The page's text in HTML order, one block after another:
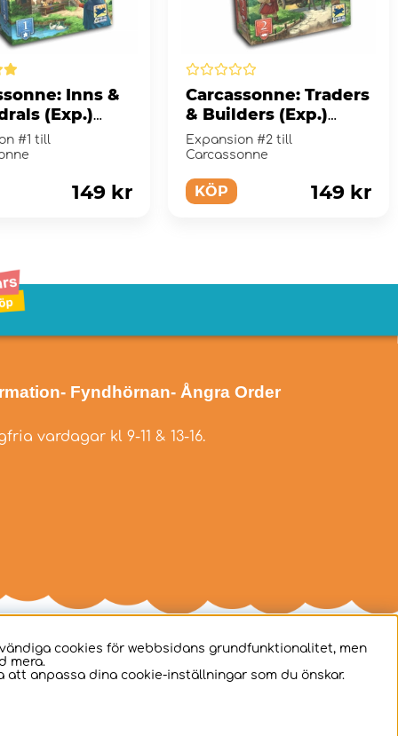
Inns &
(Exp.)
#1 till
149 kr
Carcassonne: Traders
& Builders (Exp.)
(Swe)
Expansion #2 till
Carcassonne
KÖP 149 kr
- Fyndhörnan- Ångra Order
vardagar kl 9-11 & 13-16.
cookies för webbsidans grundfunktionalitet, men
mera.
anpassa dina cookie-inställningar som du önskar.